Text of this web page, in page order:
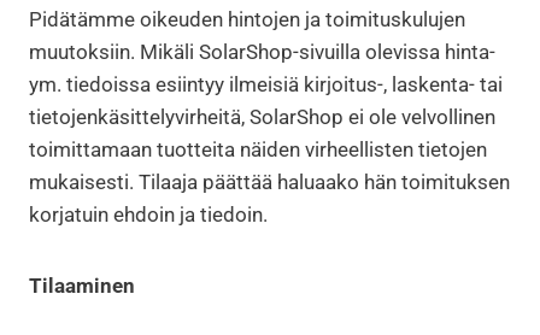
Pidätämme oikeuden hintojen ja toimituskulujen
muutoksiin. Mikäli SolarShop-sivuilla olevissa hinta-
ym. tiedoissa esiintyy ilmeisiä kirjoitus-, laskenta- tai
tietojenkäsittelyvirheitä, SolarShop ei ole velvollinen
toimittamaan tuotteita näiden virheellisten tietojen
mukaisesti. Tilaaja päättää haluaako hän toimituksen
korjatuin ehdoin ja tiedoin.
Tilaaminen